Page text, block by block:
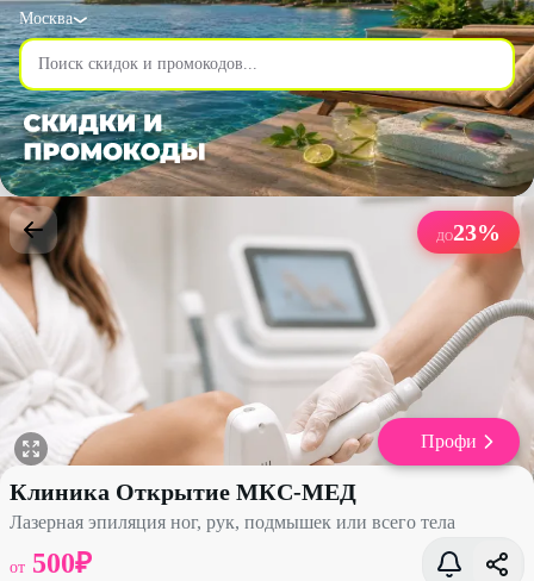
Москва
ДО23%
Профи
Лазерная эпиляция ног, рук, подмышек или всего тела со
Клиника Открытие МКС-МЕД
Лазерная эпиляция ног, рук, подмышек или всего тела
от 500₽